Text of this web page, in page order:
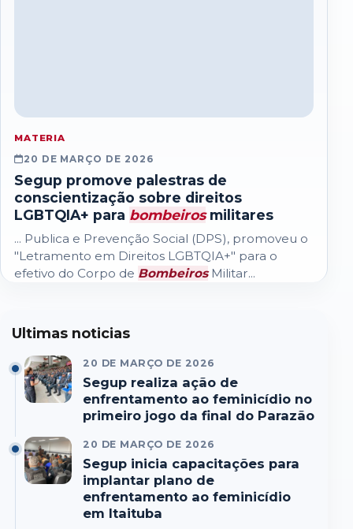
MATERIA
20 DE MARÇO DE 2026
Segup promove palestras de
conscientização sobre direitos
LGBTQIA+ para bombeirosmilitares
... Publica e Prevenção Social (DPS), promoveu o
"Letramento em Direitos LGBTQIA+" para o
efetivo do Corpo de BombeirosMilitar...
Ultimas noticias
20 DE MARÇO DE 2026
Segup realiza ação de
enfrentamento ao feminicídio no
primeiro jogo da final do Parazão
20 DE MARÇO DE 2026
Segup inicia capacitações para
implantar plano de
enfrentamento ao feminicídio
em Itaituba